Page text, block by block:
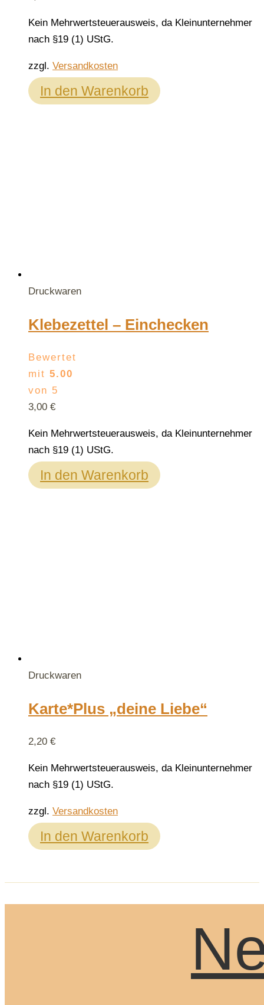
Kein Mehrwertsteuerausweis, da Kleinunternehmer
nach §19 (1) UStG.
zzgl. Versandkosten
In den Warenkorb
Druckwaren
Klebezettel – Einchecken
Bewertet
mit 5.00
von 5
3,00 €
Kein Mehrwertsteuerausweis, da Kleinunternehmer
nach §19 (1) UStG.
In den Warenkorb
Druckwaren
Karte*Plus „deine Liebe“
2,20 €
Kein Mehrwertsteuerausweis, da Kleinunternehmer
nach §19 (1) UStG.
zzgl. Versandkosten
In den Warenkorb